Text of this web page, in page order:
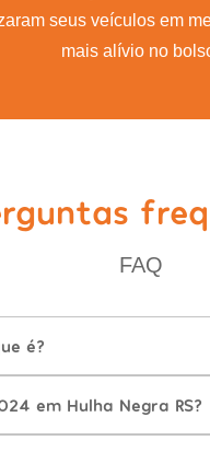
seus veículos em
mais alívio no
FAQ
é?
em Hulha Negra RS?